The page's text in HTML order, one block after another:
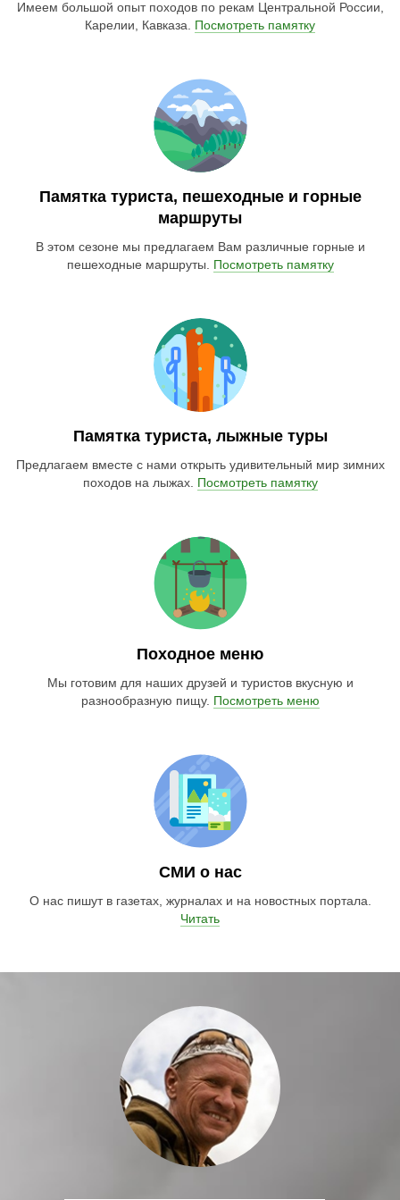
Имеем большой опыт походов по рекам Центральной России,
Карелии, Кавказа. Посмотреть памятку
Памятка туриста, пешеходные и горные
маршруты
В этом сезоне мы предлагаем Вам различные горные и
пешеходные маршруты. Посмотреть памятку
Памятка туриста, лыжные туры
Предлагаем вместе с нами открыть удивительный мир зимних
походов на лыжах. Посмотреть памятку
Походное меню
Мы готовим для наших друзей и туристов вкусную и
разнообразную пищу. Посмотреть меню
СМИ о нас
О нас пишут в газетах, журналах и на новостных портала.
Читать